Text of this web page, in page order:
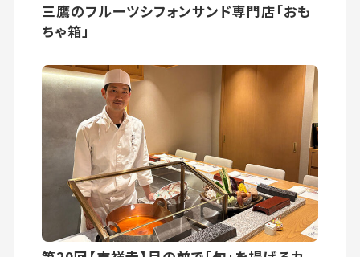
三鷹のフルーツシフォンサンド専門店「おも
ちゃ箱」